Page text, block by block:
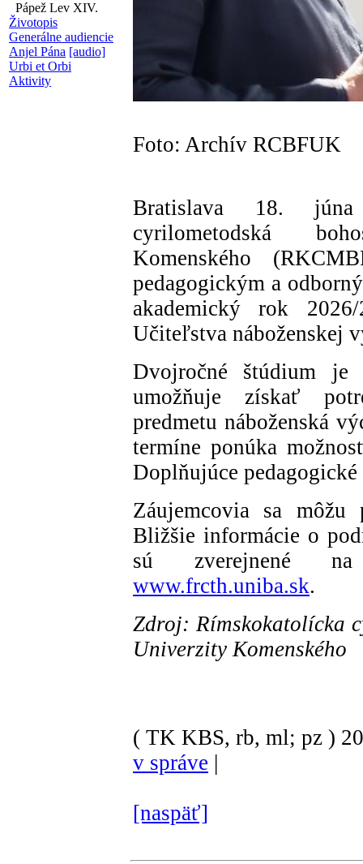
Pápež Lev XIV.
Životopis
Generálne audiencie
Anjel Pána [audio]
Urbi et Orbi
Aktivity
Foto: Archív RCBFUK
Bratislava 18.
cyrilometodská
Komenského
pedagogickým a
akademický rok
Učiteľstva náboženskej
Dvojročné štúdium je
umožňuje získať
predmetu náboženská
termíne ponúka
Doplňujúce
Záujemcovia sa
Bližšie informácie o
sú zverejnené
www.frcth.uniba.sk.
Zdroj: Rímskokatolícka
Univerzity Komenského
( TK KBS, rb, ml; pz )
v správe |
[naspäť]